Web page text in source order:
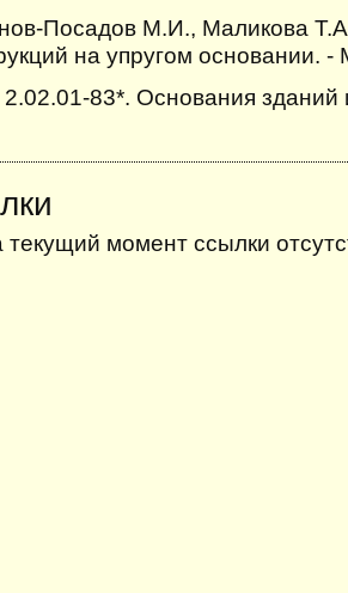
Посадов М.И., Маликова
на упругом основании.
83*. Основания зданий
текущий момент ссылки